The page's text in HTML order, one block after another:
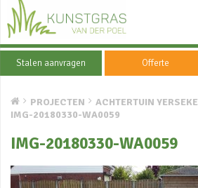
Stalen aanvragen Offerte
PROJECTEN
ACHTERTUIN YERSEKE
IMG-20180330-WA0059
IMG-20180330-WA0059